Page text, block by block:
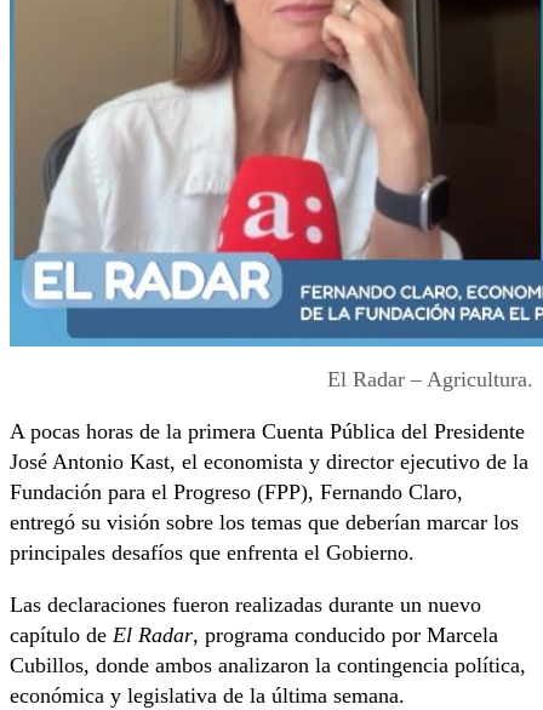
El Radar – Agricultura.
A pocas horas de la primera Cuenta Pública del Presidente
José Antonio Kast, el economista y director ejecutivo de la
Fundación para el Progreso (FPP), Fernando Claro,
entregó su visión sobre los temas que deberían marcar los
principales desafíos que enfrenta el Gobierno.
Las declaraciones fueron realizadas durante un nuevo
capítulo de El Radar, programa conducido por Marcela
Cubillos, donde ambos analizaron la contingencia política,
económica y legislativa de la última semana.